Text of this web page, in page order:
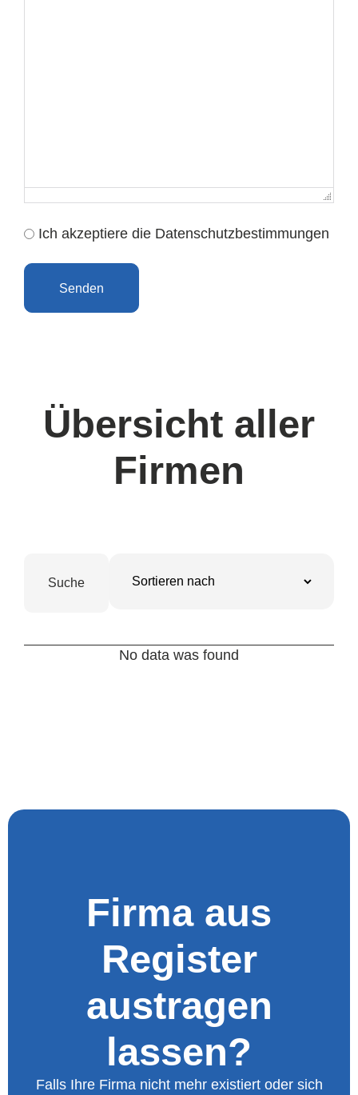
Ich akzeptiere die Datenschutzbestimmungen
Senden
Übersicht aller
Firmen
No data was found
Firma aus
Register
austragen
lassen?
Falls Ihre Firma nicht mehr existiert oder sich